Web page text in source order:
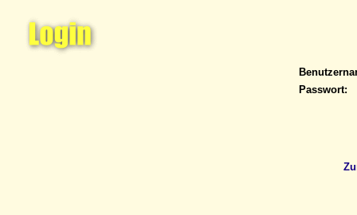
Passwort: